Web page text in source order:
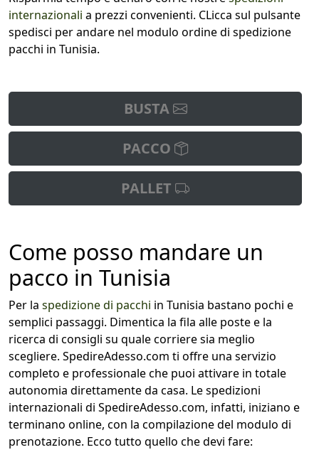
internazionali a prezzi convenienti. CLicca sul pulsante
spedisci per andare nel modulo ordine di spedizione
pacchi in Tunisia.
BUSTA
PACCO
PALLET
Come posso mandare un
pacco in Tunisia
Per la spedizione di pacchi in Tunisia bastano pochi e
semplici passaggi. Dimentica la fila alle poste e la
ricerca di consigli su quale corriere sia meglio
scegliere. SpedireAdesso.com ti offre una servizio
completo e professionale che puoi attivare in totale
autonomia direttamente da casa. Le spedizioni
internazionali di SpedireAdesso.com, infatti, iniziano e
terminano online, con la compilazione del modulo di
prenotazione. Ecco tutto quello che devi fare: